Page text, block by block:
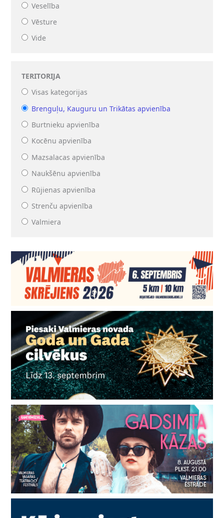
Veselība
Vēsture
Vide
TERITORIJA
Visas kategorijas
Brenguļu, Kauguru un Trikātas apvienība
Burtnieku apvienība
Kocēnu apvienība
Mazsalacas apvienība
Naukšēnu apvienība
Rūjienas apvienība
Strenču apvienība
Valmiera